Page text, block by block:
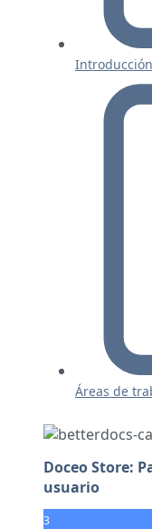
Áreas de
Doceo Store:
usuario
3